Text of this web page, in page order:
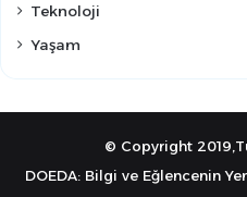
Teknoloji
Yaşam
© Copyright
DOEDA: Bilgi ve Eğlencenin